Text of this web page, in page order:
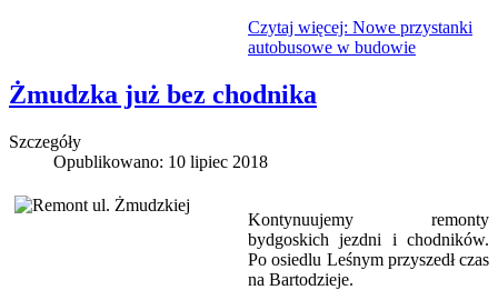
Czytaj więcej: Nowe przystanki
autobusowe w budowie
Żmudzka już bez chodnika
Szczegóły
Opublikowano: 10 lipiec 2018
Kontynuujemy remonty
bydgoskich jezdni i chodników.
Po osiedlu Leśnym przyszedł czas
na Bartodzieje.